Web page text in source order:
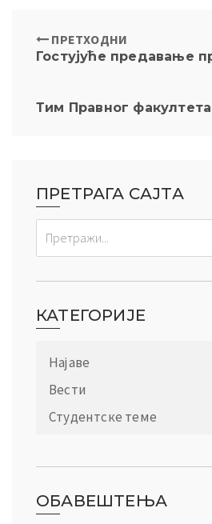
ПРЕТХОДНИ
ПРЕТРАГА САЈТА
КАТЕГОРИЈЕ
Најаве
Вести
Студентске теме
ОБАВЕШТЕЊА